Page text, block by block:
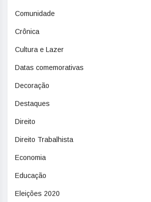
Comunidade
Crônica
Cultura e Lazer
Datas comemorativas
Decoração
Destaques
Direito
Direito Trabalhista
Economia
Educação
Eleições 2020